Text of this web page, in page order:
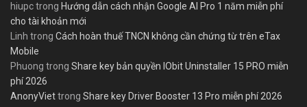
hiupctrong Hướng dẫn cách nhận Google AI Pro 1 năm miễn phí
cho tài khoản mới
Linh trong Cách hoàn thuế TNCN không cần chứng từ trên eTax
Mobile
Phuong trong Share key bản quyền IObit Uninstaller 15 PRO miễn
phí 2026
AnonyViettrong Share key Driver Booster 13 Pro miễn phí 2026